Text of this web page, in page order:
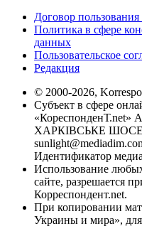
Договор пользования
Политика в сфере
данных
Пользовательское
Редакция
© 2000-2026,
Субъект в сфере
«КореспонденТ.net»
ХАРКІВСЬКЕ ШОСЕ,
Идентификатор
Использование
сайте, разрешается
Корреспондент.net.
При копировании
Украины и мира», для